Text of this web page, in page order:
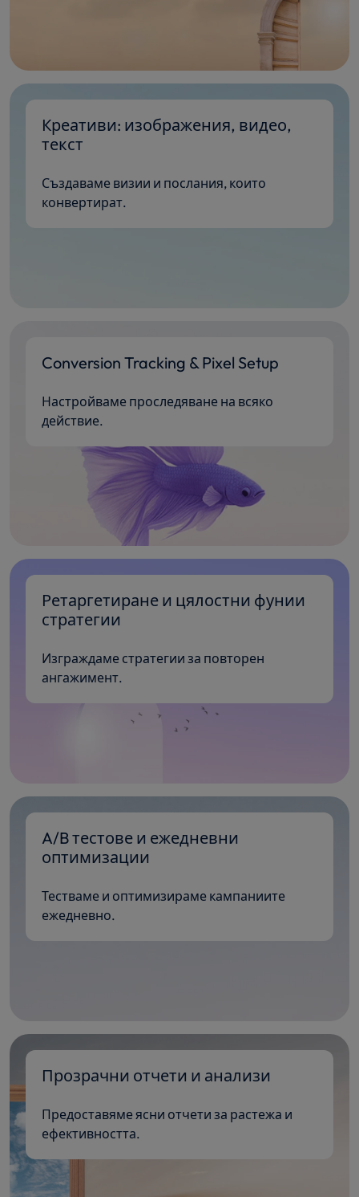
Креативи: изображения, видео,
текст
Създаваме визии и послания, които
конвертират.
Conversion Tracking & Pixel Setup
Настройваме проследяване на всяко
действие.
Ретаргетиране и цялостни фунии
стратегии
Изграждаме стратегии за повторен
ангажимент.
A/B тестове и ежедневни
оптимизации
Тестваме и оптимизираме кампаниите
ежедневно.
Прозрачни отчети и анализи
Предоставяме ясни отчети за растежа и
ефективността.